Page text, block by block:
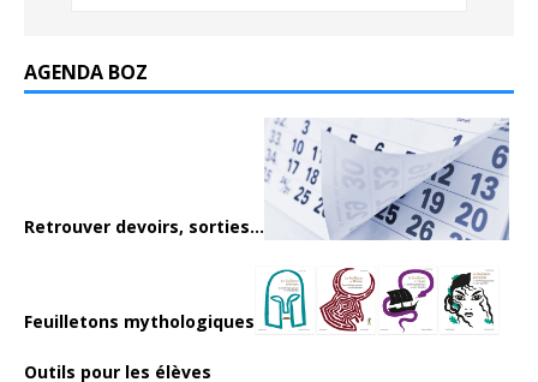
AGENDA BOZ
Retrouver devoirs, sorties...
Feuilletons mythologiques
Outils pour les élèves